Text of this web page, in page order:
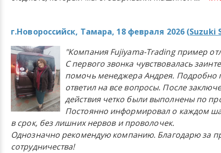
г.Новороссийск, Тамара, 18 февраля 2026 (Suzuki
"Компания Fujiyama-Trading пример
С первого звонка чувствовалась
помочь менеджера Андрея. Подробно
ответил на все вопросы. После
действия четко были выполнены по
Постоянно информировал о каждом
в срок, без лишних нервов и проволочек.
Однозначно рекомендую компанию. Благодарю за
сотрудничества!